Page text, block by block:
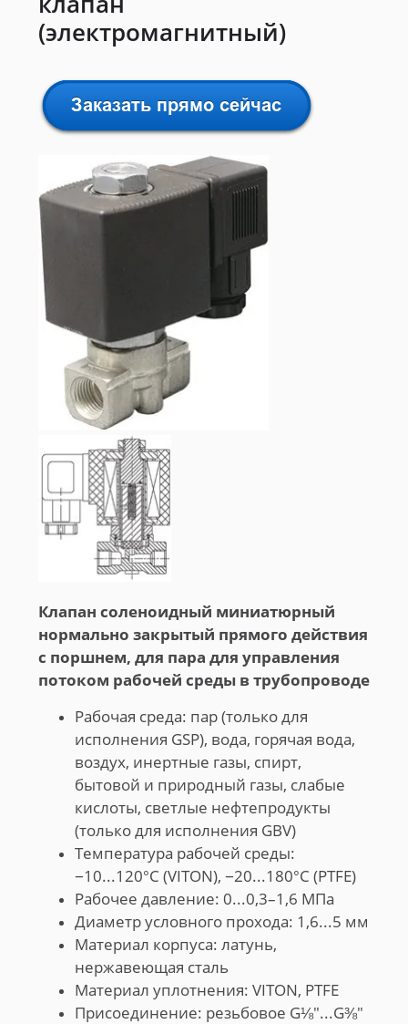
(электромагнитный)
Клапан соленоидный миниатюрный
нормально закрытый прямого действия
с поршнем, для пара для управления
потоком рабочей среды в трубопроводе
Рабочая среда: пар (только для
исполнения GSP), вода, горячая вода,
воздух, инертные газы, спирт,
бытовой и природный газы, слабые
кислоты, светлые нефтепродукты
(только для исполнения GBV)
Температура рабочей среды:
−10...120°С (VITON), −20...180°С (PTFE)
Рабочее давление: 0...0,3–1,6 МПа
Диаметр условного прохода: 1,6...5 мм
Материал корпуса: латунь,
нержавеющая сталь
Материал уплотнения: VITON, PTFE
Присоединение: резьбовое G⅛"...G⅜"